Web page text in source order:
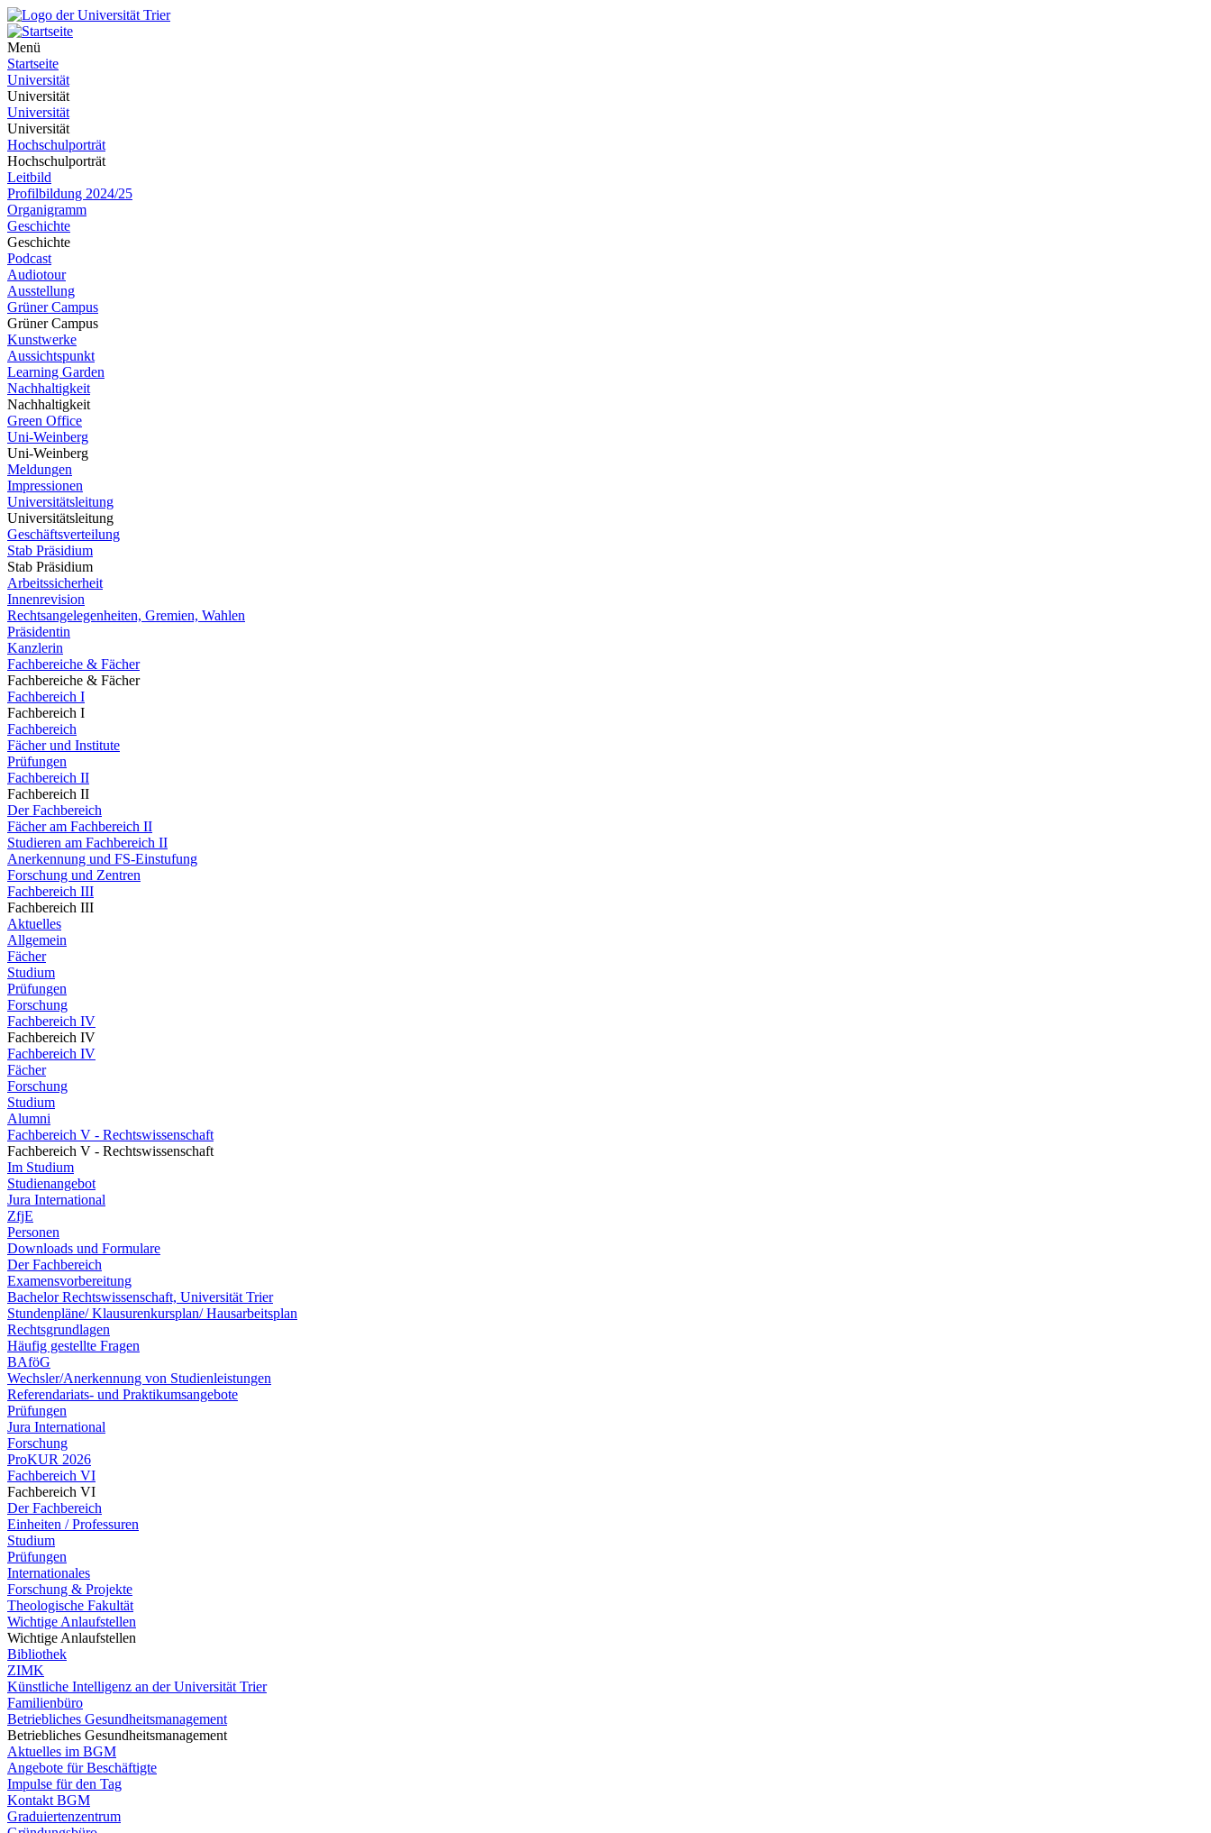
Menü
Startseite
Universität
Universität
Universität
Universität
Hochschulporträt
Hochschulporträt
Leitbild
Profilbildung 2024/25
Organigramm
Geschichte
Geschichte
Podcast
Audiotour
Ausstellung
Grüner Campus
Grüner Campus
Kunstwerke
Aussichtspunkt
Learning Garden
Nachhaltigkeit
Nachhaltigkeit
Green Office
Uni-Weinberg
Uni-Weinberg
Meldungen
Impressionen
Universitätsleitung
Universitätsleitung
Geschäftsverteilung
Stab Präsidium
Stab Präsidium
Arbeitssicherheit
Innenrevision
Rechtsangelegenheiten, Gremien, Wahlen
Präsidentin
Kanzlerin
Fachbereiche & Fächer
Fachbereiche & Fächer
Fachbereich I
Fachbereich I
Fachbereich
Fächer und Institute
Prüfungen
Fachbereich II
Fachbereich II
Der Fachbereich
Fächer am Fachbereich II
Studieren am Fachbereich II
Anerkennung und FS-Einstufung
Forschung und Zentren
Fachbereich III
Fachbereich III
Aktuelles
Allgemein
Fächer
Studium
Prüfungen
Forschung
Fachbereich IV
Fachbereich IV
Fachbereich IV
Fächer
Forschung
Studium
Alumni
Fachbereich V - Rechtswissenschaft
Fachbereich V - Rechtswissenschaft
Im Studium
Studienangebot
Jura International
ZfjE
Personen
Downloads und Formulare
Der Fachbereich
Examensvorbereitung
Bachelor Rechtswissenschaft, Universität Trier
Stundenpläne/ Klausurenkursplan/ Hausarbeitsplan
Rechtsgrundlagen
Häufig gestellte Fragen
BAföG
Wechsler/Anerkennung von Studienleistungen
Referendariats- und Praktikumsangebote
Prüfungen
Jura International
Forschung
ProKUR 2026
Fachbereich VI
Fachbereich VI
Der Fachbereich
Einheiten / Professuren
Studium
Prüfungen
Internationales
Forschung & Projekte
Theologische Fakultät
Wichtige Anlaufstellen
Wichtige Anlaufstellen
Bibliothek
ZIMK
Künstliche Intelligenz an der Universität Trier
Familienbüro
Betriebliches Gesundheitsmanagement
Betriebliches Gesundheitsmanagement
Aktuelles im BGM
Angebote für Beschäftigte
Impulse für den Tag
Kontakt BGM
Graduiertenzentrum